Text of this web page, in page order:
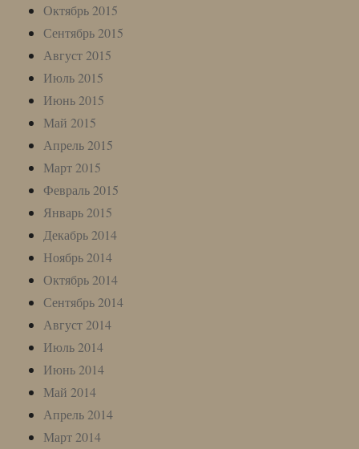
Октябрь 2015
Сентябрь 2015
Август 2015
Июль 2015
Июнь 2015
Май 2015
Апрель 2015
Март 2015
Февраль 2015
Январь 2015
Декабрь 2014
Ноябрь 2014
Октябрь 2014
Сентябрь 2014
Август 2014
Июль 2014
Июнь 2014
Май 2014
Апрель 2014
Март 2014